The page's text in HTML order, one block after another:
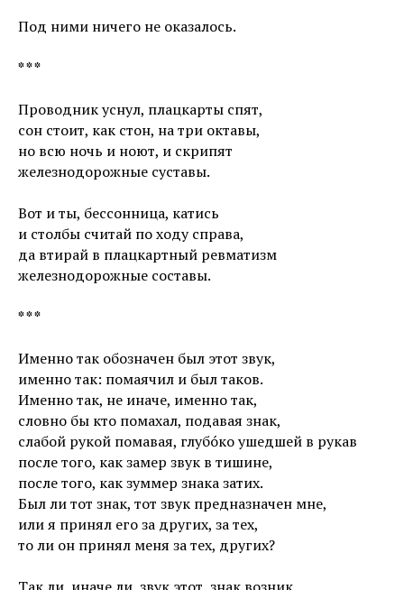
Под ними ничего не оказалось.
* * *
Проводник уснул, плацкарты спят,
сон стоит, как стон, на три октавы,
но всю ночь и ноют, и скрипят
железнодорожные суставы.
Вот и ты, бессонница, катись
и столбы считай по ходу справа,
да втирай в плацкартный ревматизм
железнодорожные составы.
* * *
Именно так обозначен был этот звук,
именно так: помаячил и был таков.
Именно так, не иначе, именно так,
словно бы кто помахал, подавая знак,
слабой рукой помавая, глубóко ушедшей в рукав
после того, как замер звук в тишине,
после того, как зуммер знака затих.
Был ли тот знак, тот звук предназначен мне,
или я принял его за других, за тех,
то ли он принял меня за тех, других?